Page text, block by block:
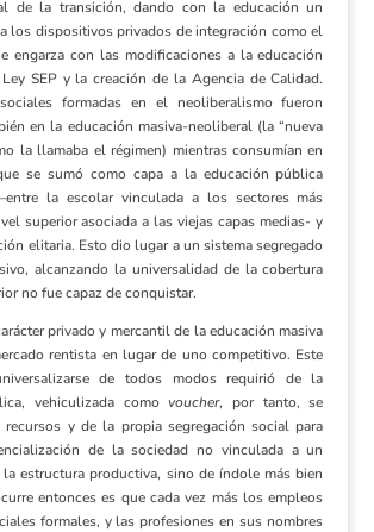
de la transición, dando con la educación un
los dispositivos privados de integración como el
engarza con las modificaciones a la educación
SEP y la creación de la Agencia de Calidad.
formadas en el neoliberalismo fueron
en la educación masiva-neoliberal (la “nueva
la llamaba el régimen) mientras consumían en
se sumó como capa a la educación pública
la escolar vinculada a los sectores más
superior asociada a las viejas capas medias- y
elitaria. Esto dio lugar a un sistema segregado
alcanzando la universalidad de la cobertura
no fue capaz de conquistar.
privado y mercantil de la educación masiva
rentista en lugar de uno competitivo. Este
de todos modos requirió de la
vehiculizada comovoucher, por tanto, se
y de la propia segregación social para
de la sociedad no vinculada a un
la estructura productiva, sino de índole más bien
entonces es que cada vez más los empleos
formales, y las profesiones en sus nombres